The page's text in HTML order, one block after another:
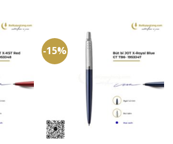
890.000 ₫.
-15%